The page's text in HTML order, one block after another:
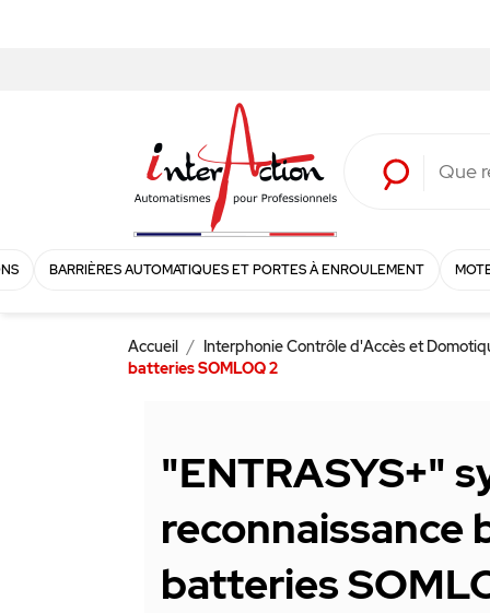
BARRIÈRES AUTOMATIQUES ET PORTES À ENROULEMENT
Accueil Interphonie Contrôle d'Accès et
batteries SOMLOQ 2
"ENTRASYS+"
reconnaissance
batteries